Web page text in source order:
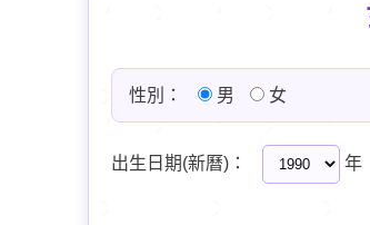
性別： 男 女
出生日期(新曆)： 年